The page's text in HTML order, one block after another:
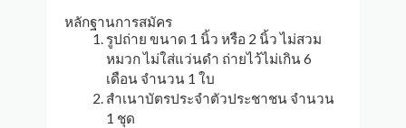
หลักฐานการสมัคร
รูปถ่าย ขนาด 1 นิ้ว หรือ 2 นิ้ว ไม่สวม
หมวก ไม่ใส่แว่นดำ ถ่ายไว้ไม่เกิน 6
เดือน จำนวน 1 ใบ
สำเนาบัตรประจำตัวประชาชน จำนวน
1 ชุด